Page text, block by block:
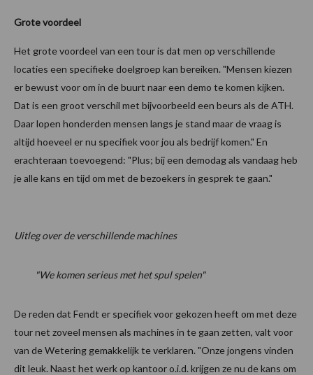
Grote voordeel
Het grote voordeel van een tour is dat men op verschillende
locaties een specifieke doelgroep kan bereiken. "Mensen kiezen
er bewust voor om in de buurt naar een demo te komen kijken.
Dat is een groot verschil met bijvoorbeeld een beurs als de ATH.
Daar lopen honderden mensen langs je stand maar de vraag is
altijd hoeveel er nu specifiek voor jou als bedrijf komen." En
erachteraan toevoegend: "Plus; bij een demodag als vandaag heb
je alle kans en tijd om met de bezoekers in gesprek te gaan."
Uitleg over de verschillende machines
"We komen serieus met het spul spelen"
De reden dat Fendt er specifiek voor gekozen heeft om met deze
tour net zoveel mensen als machines in te gaan zetten, valt voor
van de Wetering gemakkelijk te verklaren. "Onze jongens vinden
dit leuk. Naast het werk op kantoor o.i.d. krijgen ze nu de kans om